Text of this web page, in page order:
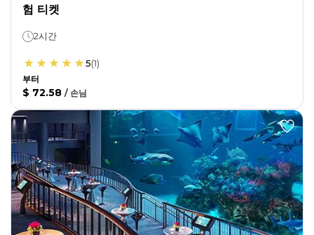
험 티켓
2시간
5(1)
부터
$ 72.58 / 손님